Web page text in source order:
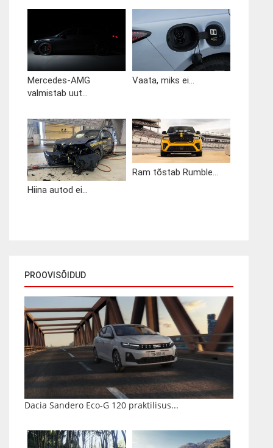
Mercedes-AMG
valmistab uut...
Vaata, miks ei...
Hiina autod ei...
Ram tõstab Rumble...
PROOVISÕIDUD
Dacia Sandero Eco-G 120 praktilisus...